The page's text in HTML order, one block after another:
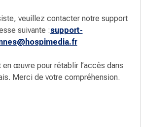
veuillez contacter notre support
suivante :support-
œuvre pour rétablir l’accès dans
Merci de votre compréhension.